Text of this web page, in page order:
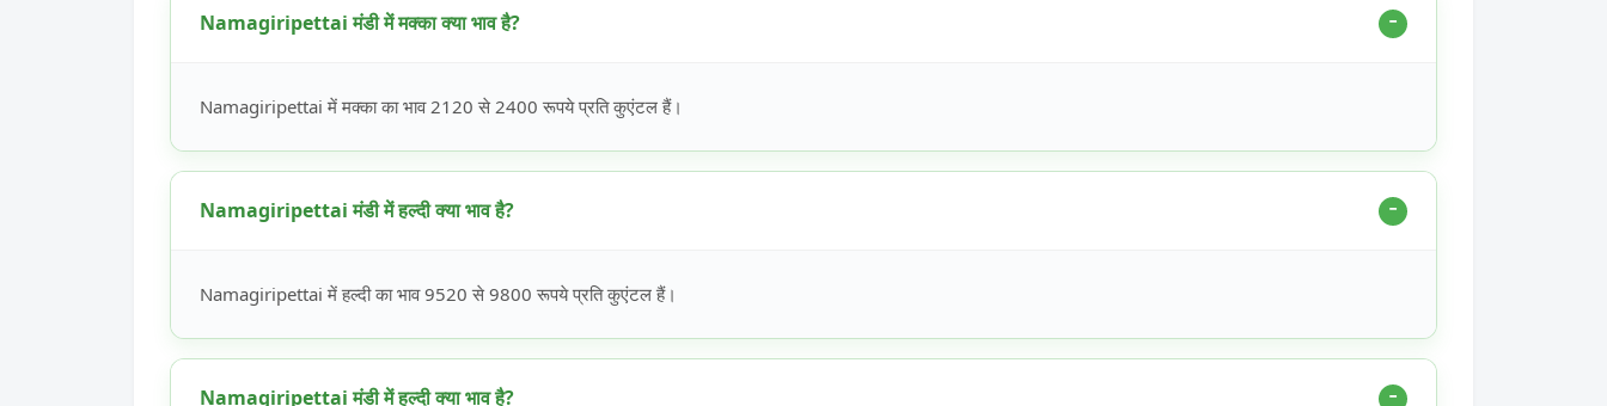
Namagiripettai मंडी में मक्का क्या भाव है?
Namagiripettai में मक्का का भाव 2120 से 2400 रूपये प्रति कुएंटल हैं।
Namagiripettai मंडी में हल्दी क्या भाव है?
Namagiripettai में हल्दी का भाव 9520 से 9800 रूपये प्रति कुएंटल हैं।
Namagiripettai मंडी में हल्दी क्या भाव है?